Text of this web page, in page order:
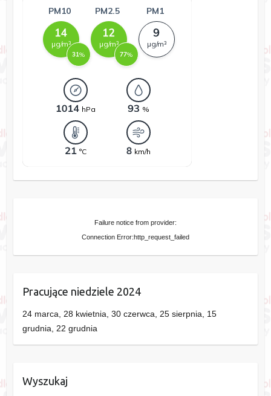
Failure notice from provider:
Connection Error:http_request_failed
Pracujące niedziele 2024
24 marca, 28 kwietnia, 30 czerwca, 25 sierpnia, 15
grudnia, 22 grudnia
Wyszukaj